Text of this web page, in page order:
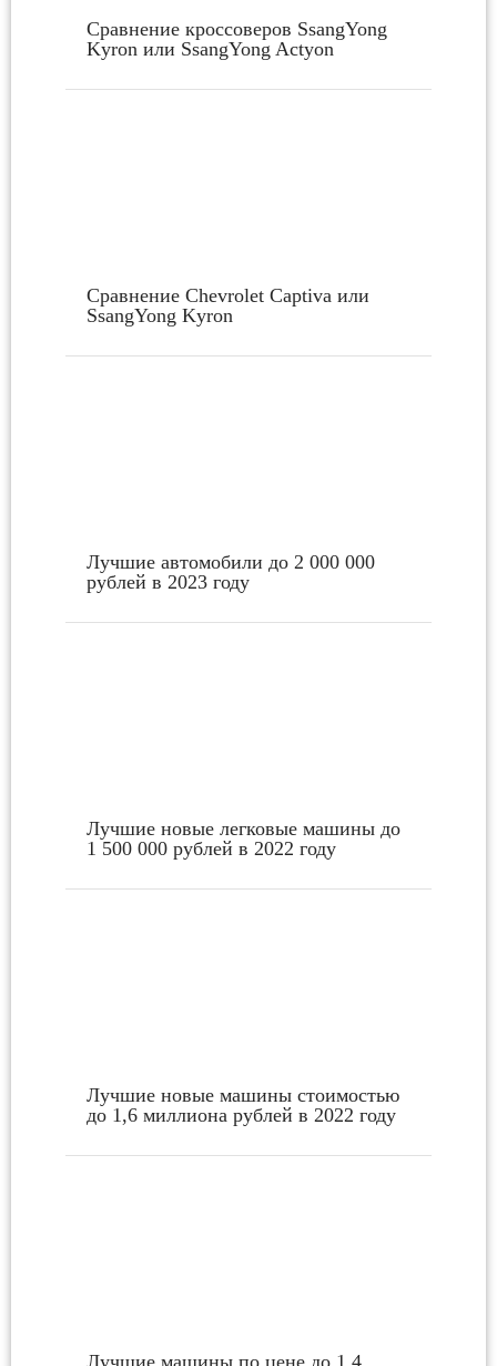
Сравнение кроссоверов SsangYong
Kyron или SsangYong Actyon
Сравнение Chevrolet Captiva или
SsangYong Kyron
Лучшие автомобили до 2 000 000
рублей в 2023 году
Лучшие новые легковые машины до
1 500 000 рублей в 2022 году
Лучшие новые машины стоимостью
до 1,6 миллиона рублей в 2022 году
Лучшие машины по цене до 1,4